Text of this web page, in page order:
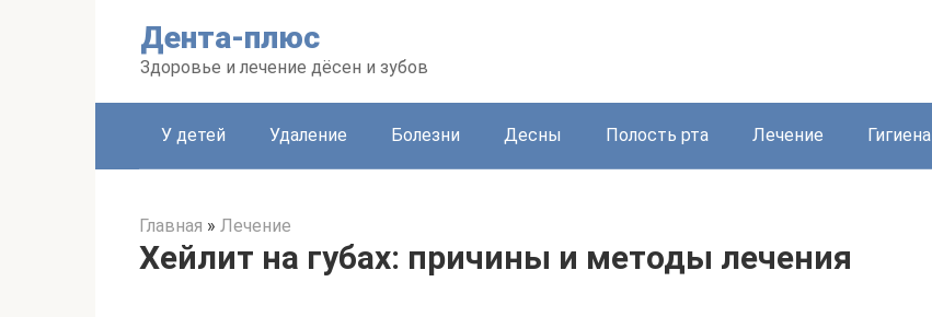
Дента-плюс
Здоровье и лечение дёсен и зубов
У детей Удаление Болезни Десны Полость рта Лечение Гигиена
Главная » Лечение
Хейлит на губах: причины и методы лечения